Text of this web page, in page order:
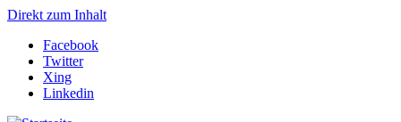
Direkt zum Inhalt
Facebook
Twitter
Xing
Linkedin